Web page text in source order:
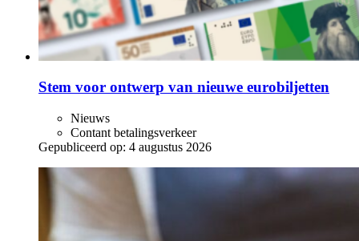
Stem voor ontwerp van nieuwe eurobiljetten
Nieuws
Contant betalingsverkeer
Gepubliceerd op: 4 augustus 2026